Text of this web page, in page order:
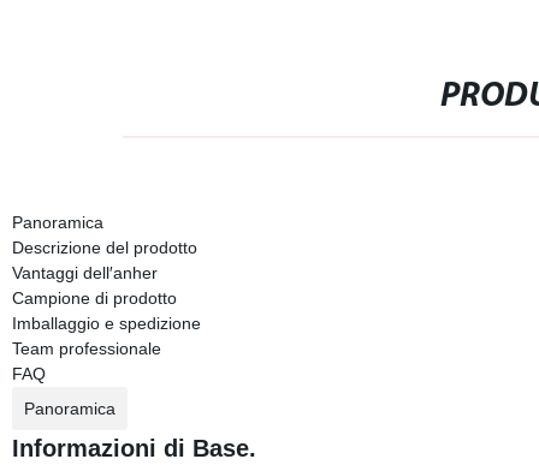
Panoramica
Descrizione del prodotto
Vantaggi dell′anher
Campione di prodotto
Imballaggio e spedizione
Team professionale
FAQ
Panoramica
Informazioni di Base.